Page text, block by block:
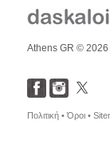
Athens GR © 2026
Πολιτική •Όροι •